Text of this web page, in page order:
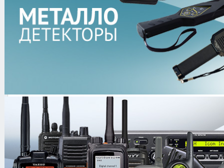
4.3/5 оценка (4 голосов)
Бронежилет
Транспортная сумка
Упаковка
Руководство пользователя